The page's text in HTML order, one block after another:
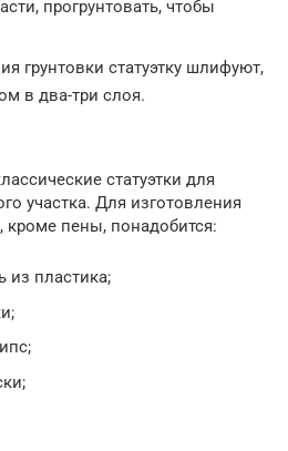
прогрунтовать, чтобы
грунтовки статуэтку шлифуют,
в два-три слоя.
статуэтки для
участка. Для изготовления
кроме пены, понадобится:
из пластика;